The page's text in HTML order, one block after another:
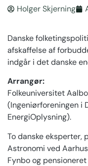
Holger Skjerning
Danske
afskaffelse af
indgår i det danske
Arrangør:
Folkeuniversitet
(Ingeniørforeningen i
EnergiOplysning).
To danske eksperter,
Astronomi ved
Fynbo og